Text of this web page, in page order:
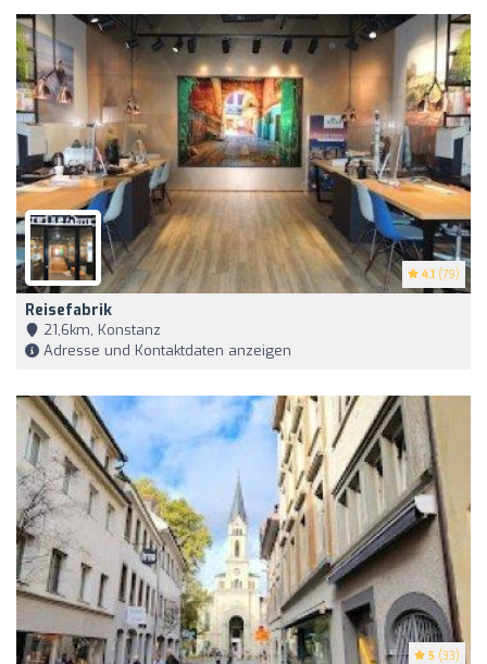
4.1 (79)
Reisefabrik
21,6km, Konstanz
Adresse und Kontaktdaten anzeigen
5 (33)